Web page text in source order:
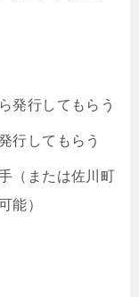
発行してもらう
行してもらう
（または佐川町
能）